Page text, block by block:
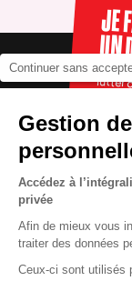
Continuer sans
Gestion
Accédez à
privée
Afin de mieux vous
traiter des données
Ceux-ci sont utilisés
JE
UN
Pour
lutter